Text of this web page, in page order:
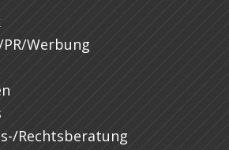
Werbung
Rechtsberatung